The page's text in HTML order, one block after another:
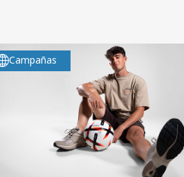
Campañas